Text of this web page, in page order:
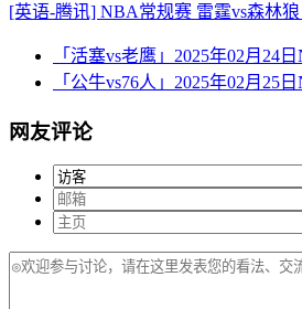
[英语-腾讯] NBA常规赛 雷霆vs森林
「活塞vs老鹰」2025年02月24
「公牛vs76人」2025年02月25
网友评论